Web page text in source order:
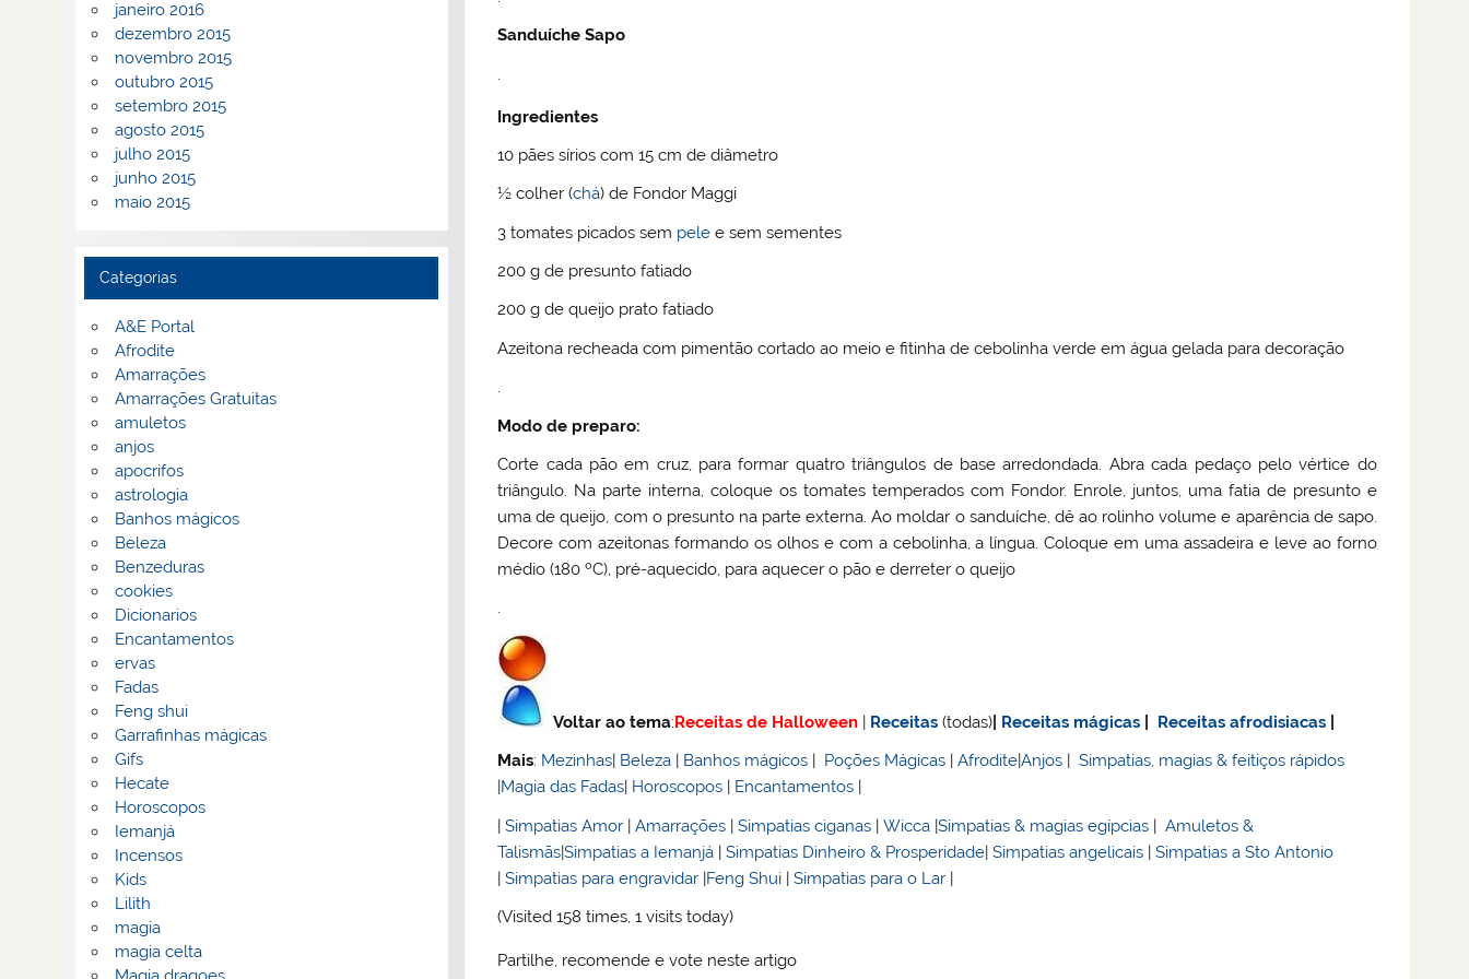
Sanduíche Sapo
.
Ingredientes
10 pães sírios com 15 cm de diâmetro
½ colher (chá) de Fondor Maggi
3 tomates picados sem pele e sem sementes
200 g de presunto fatiado
200 g de queijo prato fatiado
Azeitona recheada com pimentão cortado ao meio e fitinha de cebolinha verde em água gelada para decoração
.
Modo de preparo:
Corte cada pão em cruz, para formar quatro triângulos de base arredondada. Abra cada pedaço pelo vértice do
triângulo. Na parte interna, coloque os tomates temperados com Fondor. Enrole, juntos, uma fatia de presunto e
uma de queijo, com o presunto na parte externa. Ao moldar o sanduíche, dê ao rolinho volume e aparência de sapo.
Decore com azeitonas formando os olhos e com a cebolinha, a língua. Coloque em uma assadeira e leve ao forno
médio (180 ºC), pré-aquecido, para aquecer o pão e derreter o queijo
.
Voltar ao tema:Receitas de Halloween | Receitas (todas) Receitas mágicas Receitas afrodisiacas
Mais: Mezinhas| Beleza | Banhos mágicos | Poções Mágicas |Afrodite|Anjos |Simpatias, magias & feitiços rápidos
|Magia das Fadas| Horoscopos | Encantamentos |
|Simpatias Amor |Amarrações |Simpatias ciganas |Wicca |Simpatias & magias egípcias |Amuletos &
Talismãs|Simpatias a Iemanjá |Simpatias Dinheiro & Prosperidade|Simpatias angelicais |Simpatias a Sto Antonio
|Simpatias para engravidar |Feng Shui |Simpatias para o Lar |
(Visited 158 times, 1 visits today)
Partilhe, recomende e vote neste artigo
janeiro 2016
dezembro 2015
novembro 2015
outubro 2015
setembro 2015
agosto 2015
julho 2015
junho 2015
maio 2015
Categorias
A&E Portal
Afrodite
Amarrações
Amarrações Gratuitas
amuletos
anjos
apocrifos
astrologia
Banhos mágicos
Beleza
Benzeduras
cookies
Dicionarios
Encantamentos
ervas
Fadas
Feng shui
Garrafinhas mágicas
Gifs
Hecate
Horoscopos
Iemanjá
Incensos
Kids
Lilith
magia
magia celta